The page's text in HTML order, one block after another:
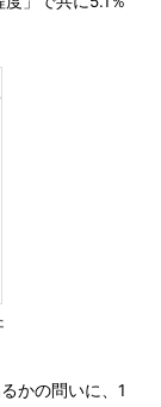
かの問いに、1